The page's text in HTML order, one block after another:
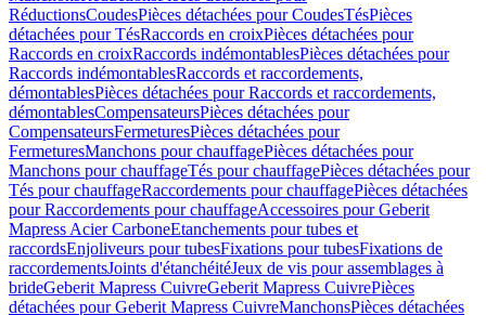
RéductionsCoudesPièces détachées pour CoudesTésPièces
détachées pour TésRaccords en croixPièces détachées pour
Raccords en croixRaccords indémontablesPièces détachées pour
Raccords indémontablesRaccords et raccordements,
démontablesPièces détachées pour Raccords et raccordements,
démontablesCompensateursPièces détachées pour
CompensateursFermeturesPièces détachées pour
FermeturesManchons pour chauffagePièces détachées pour
Manchons pour chauffageTés pour chauffagePièces détachées pour
Tés pour chauffageRaccordements pour chauffagePièces détachées
pour Raccordements pour chauffageAccessoires pour Geberit
Mapress Acier CarboneEtanchements pour tubes et
raccordsEnjoliveurs pour tubesFixations pour tubesFixations de
raccordementsJoints d'étanchéitéJeux de vis pour assemblages à
brideGeberit Mapress CuivreGeberit Mapress CuivrePièces
détachées pour Geberit Mapress CuivreManchonsPièces détachées